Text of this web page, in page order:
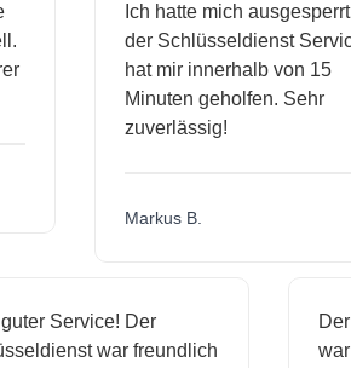
Ich hatte mich ausgesperrt
der Schlüsseldienst Service
hat mir innerhalb von 15
Minuten geholfen. Sehr
zuverlässig!
Markus B.
guter Service! Der
war freundlich